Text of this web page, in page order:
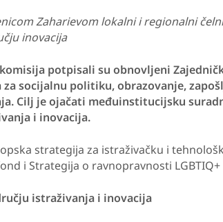
Zaharievom lokalni i regionalni
inovacija
potpisali su obnovljeni
socijalnu politiku, obrazovanje,
Cilj je ojačati međuinstitucijsku
i inovacija.
strategija za istraživačku i
i Strategija o ravnopravnosti LGBTIQ+
istraživanja i inovacija